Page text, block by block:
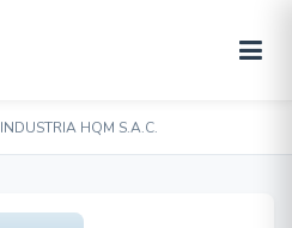
INDUSTRIA HQM S.A.C.